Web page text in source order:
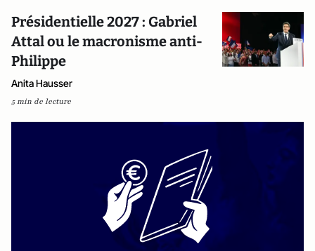
Présidentielle 2027 : Gabriel
Attal ou le macronisme anti-
Philippe
Anita Hausser
5 min de lecture